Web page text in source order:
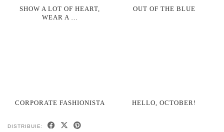
SHOW A LOT OF HEART,
WEAR A …
OUT OF THE BLUE
CORPORATE FASHIONISTA HELLO, OCTOBER!
DISTRIBUIE: